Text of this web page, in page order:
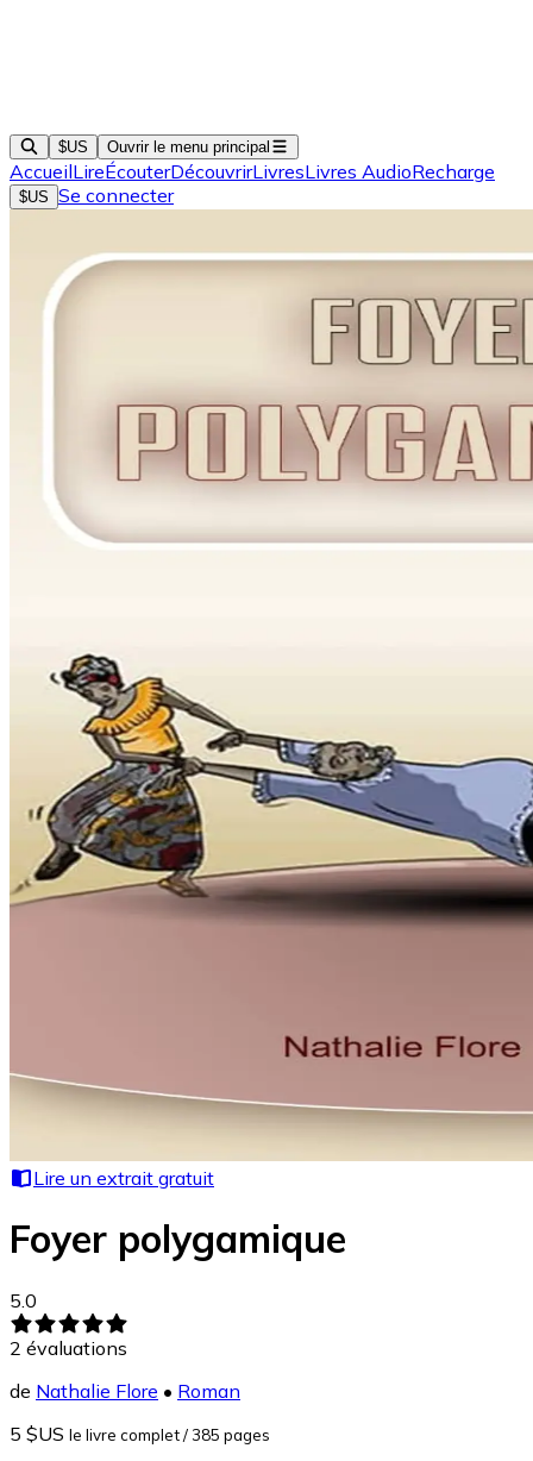
$US Ouvrir le menu principal
AccueilLireÉcouterDécouvrirLivresLivres AudioRecharge
$US Se connecter
Lire un extrait gratuit
Foyer polygamique
5.0
2 évaluations
de Nathalie Flore • Roman
5 $US le livre complet/ 385 pages